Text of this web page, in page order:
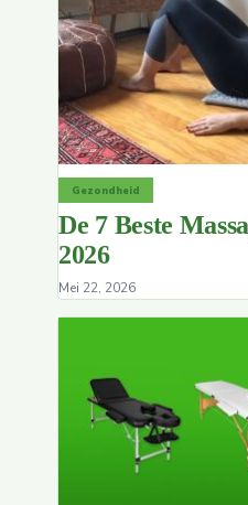
Gezondheid
De 7 Beste
2026
Mei 22, 2026